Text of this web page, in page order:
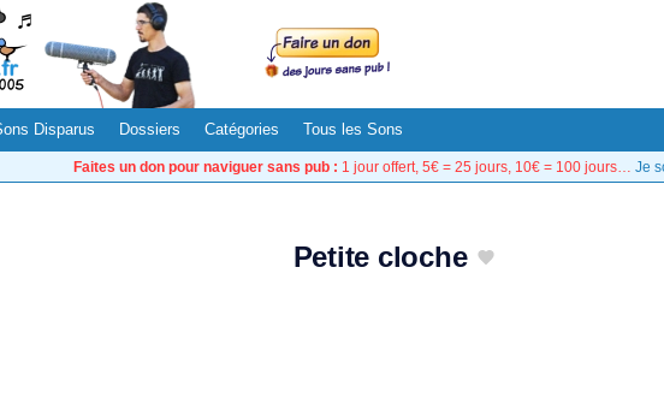
Disparus Dossiers Catégories Tous les Sons
Faites un don pour naviguer sans pub : 1 jour offert, 5€ = 25 jours, 10€ = 100 jours… Je
Petite cloche